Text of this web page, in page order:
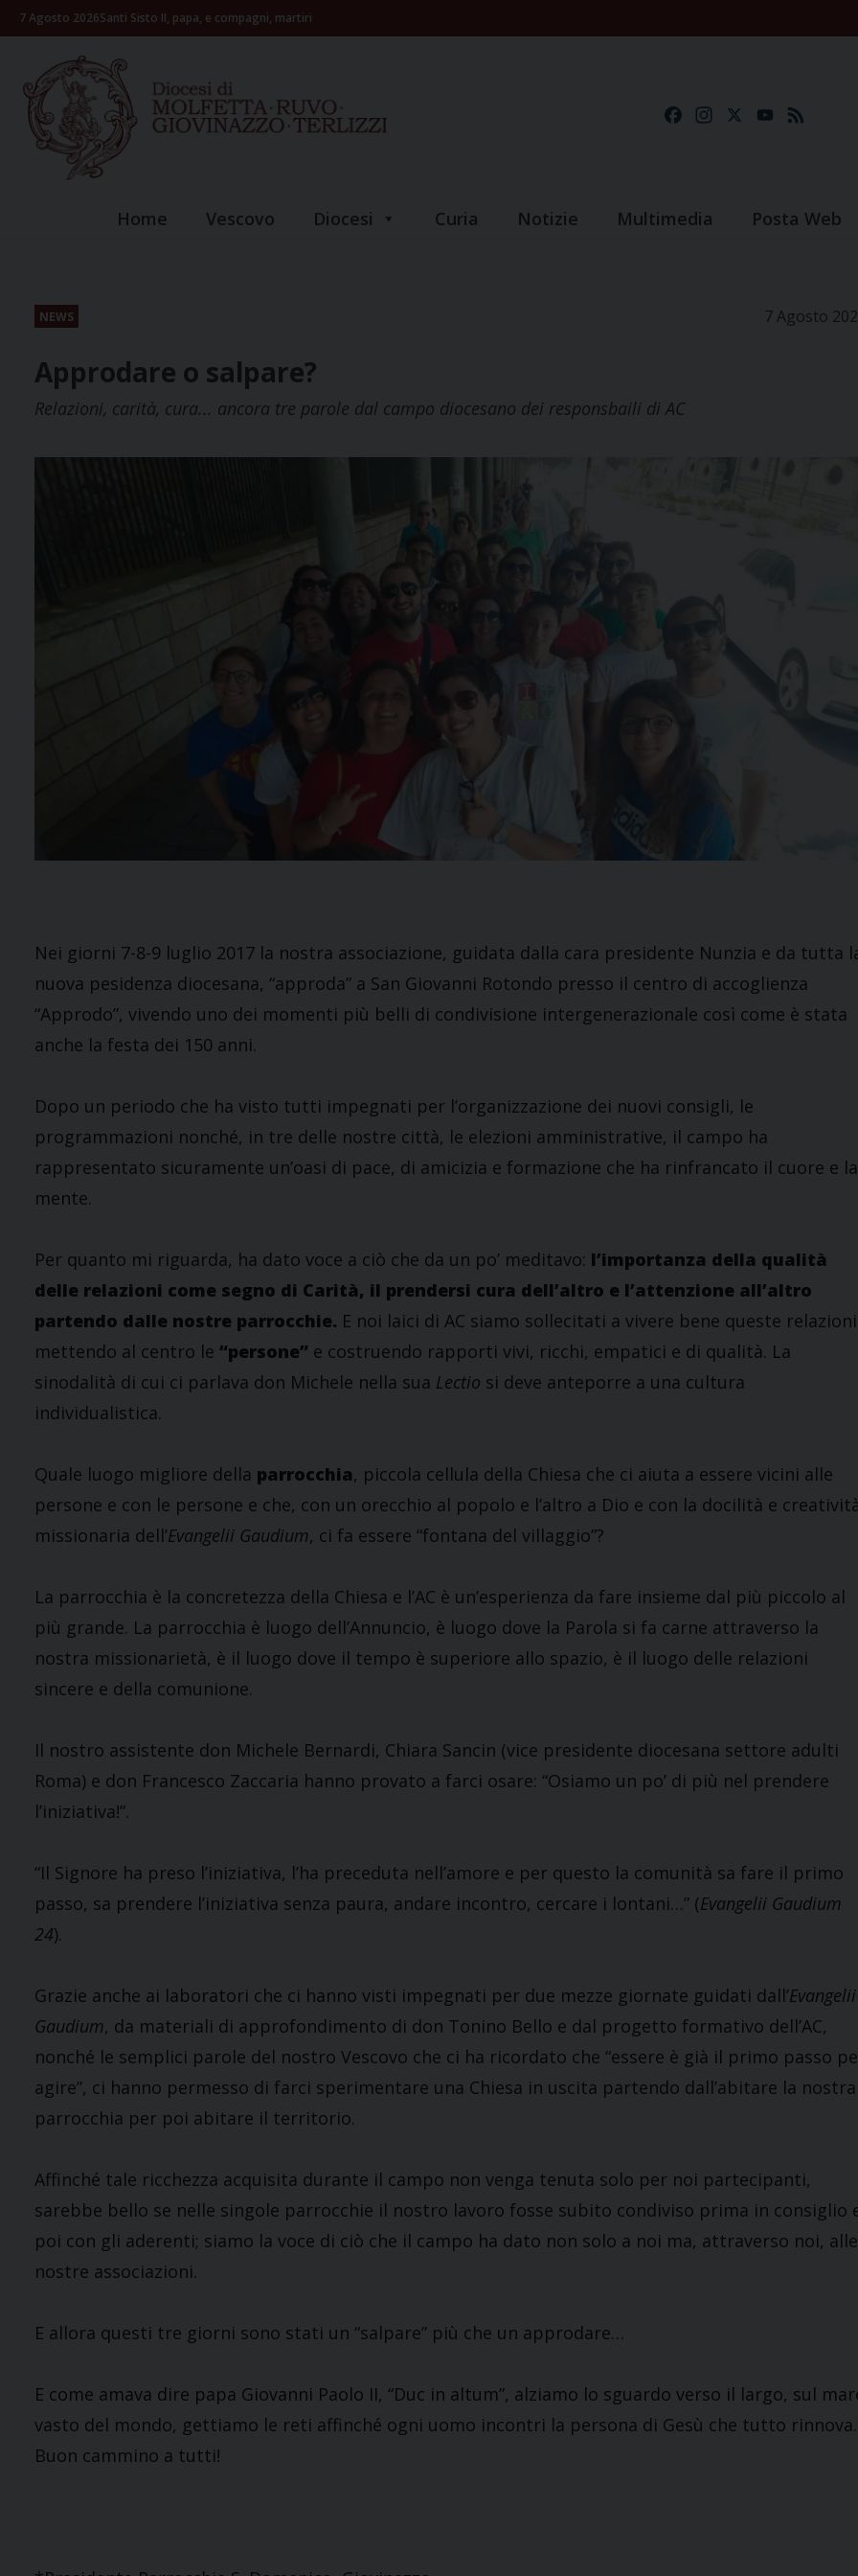
Skip7 Agosto 2026Santi Sisto II, papa, e compagni, martiri
FacebookInstagramYouTube
Home Vescovo Diocesi Curia Notizie Multimedia Posta Web
NEWS 7 Agosto
Approdare o salpare?
Relazioni, carità, cura... ancora tre parole dal campo diocesano dei responsbaili di AC
Nei giorni 7-8-9 luglio 2017 la nostra associazione, guidata dalla cara presidente Nunzia e da tutta
nuova pesidenza diocesana, “approda” a San Giovanni Rotondo presso il centro di accoglienza
“Approdo”, vivendo uno dei momenti più belli di condivisione intergenerazionale così come è stata
anche la festa dei 150 anni.
Dopo un periodo che ha visto tutti impegnati per l’organizzazione dei nuovi consigli, le
programmazioni nonché, in tre delle nostre città, le elezioni amministrative, il campo ha
rappresentato sicuramente un’oasi di pace, di amicizia e formazione che ha rinfrancato il cuore e la
mente.
Per quanto mi riguarda, ha dato voce a ciò che da un po’ meditavo: l’importanza della qualità
delle relazioni come segno di Carità, il prendersi cura dell’altro e l’attenzione all’altro
partendo dalle nostre parrocchie. E noi laici di AC siamo sollecitati a vivere bene queste relazioni
mettendo al centro le “persone” e costruendo rapporti vivi, ricchi, empatici e di qualità. La
sinodalità di cui ci parlava don Michele nella sua Lectio si deve anteporre a una cultura
individualistica.
Quale luogo migliore della parrocchia, piccola cellula della Chiesa che ci aiuta a essere vicini alle
persone e con le persone e che, con un orecchio al popolo e l’altro a Dio e con la docilità e
missionaria dell’Evangelii Gaudium, ci fa essere “fontana del villaggio”?
La parrocchia è la concretezza della Chiesa e l’AC è un’esperienza da fare insieme dal più piccolo al
più grande. La parrocchia è luogo dell’Annuncio, è luogo dove la Parola si fa carne attraverso la
nostra missionarietà, è il luogo dove il tempo è superiore allo spazio, è il luogo delle relazioni
sincere e della comunione.
Il nostro assistente don Michele Bernardi, Chiara Sancin (vice presidente diocesana settore adulti
Roma) e don Francesco Zaccaria hanno provato a farci osare: “Osiamo un po’ di più nel prendere
l’iniziativa!”.
“Il Signore ha preso l’iniziativa, l’ha preceduta nell’amore e per questo la comunità sa fare il primo
passo, sa prendere l’iniziativa senza paura, andare incontro, cercare i lontani…” (Evangelii Gaudium
24).
Grazie anche ai laboratori che ci hanno visti impegnati per due mezze giornate guidati dall’Evangelii
Gaudium, da materiali di approfondimento di don Tonino Bello e dal progetto formativo dell’AC,
nonché le semplici parole del nostro Vescovo che ci ha ricordato che “essere è già il primo passo
agire”, ci hanno permesso di farci sperimentare una Chiesa in uscita partendo dall’abitare la nostra
parrocchia per poi abitare il territorio.
Affinché tale ricchezza acquisita durante il campo non venga tenuta solo per noi partecipanti,
sarebbe bello se nelle singole parrocchie il nostro lavoro fosse subito condiviso prima in consiglio
poi con gli aderenti; siamo la voce di ciò che il campo ha dato non solo a noi ma, attraverso noi, alle
nostre associazioni.
E allora questi tre giorni sono stati un “salpare” più che un approdare…
E come amava dire papa Giovanni Paolo II, “Duc in altum”, alziamo lo sguardo verso il largo, sul
vasto del mondo, gettiamo le reti affinché ogni uomo incontri la persona di Gesù che tutto rinnova.
Buon cammino a tutti!